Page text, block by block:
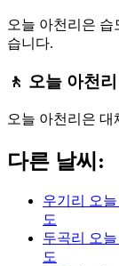
오늘 아천리은 습
습니다.
🚶 오늘 아천
오늘 아천리은
다른 날씨:
우기리 오
도
두곡리 오
도